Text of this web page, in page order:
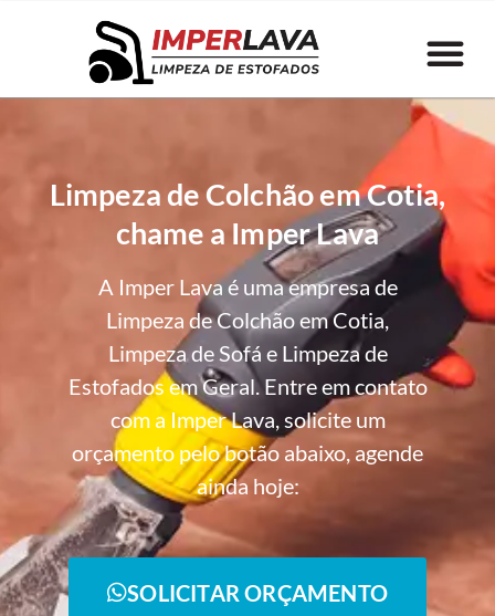
Limpeza de Colchão em Cotia,
chame a Imper Lava
A Imper Lava é uma empresa de
Limpeza de Colchão em Cotia,
Limpeza de Sofá e Limpeza de
Estofados em Geral. Entre em contato
com a Imper Lava, solicite um
orçamento pelo botão abaixo, agende
ainda hoje:
SOLICITAR ORÇAMENTO